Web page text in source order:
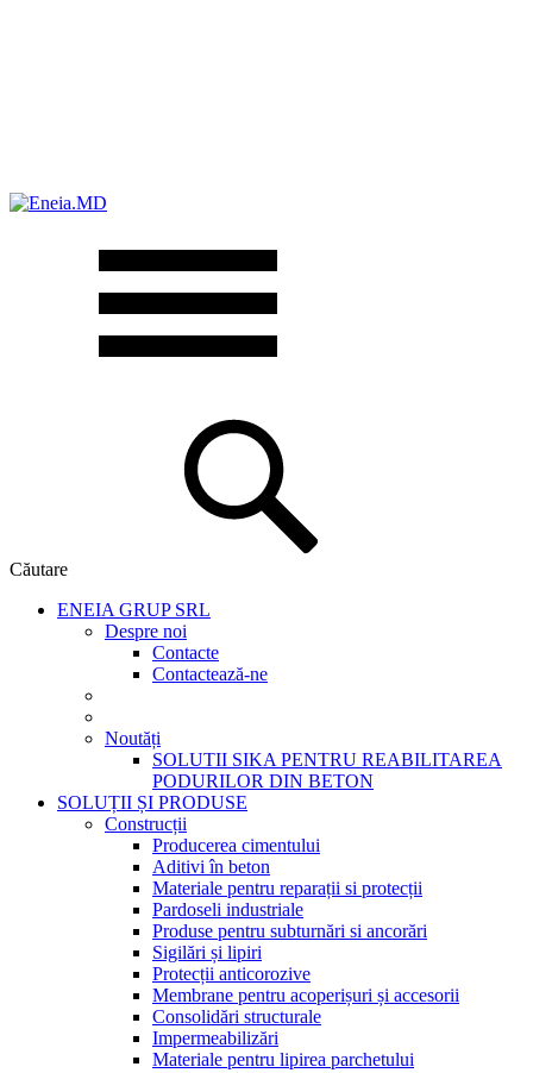
Căutare
ENEIA GRUP SRL
Despre noi
Contacte
Contactează-ne
Noutăți
SOLUTII SIKA PENTRU REABILITAREA
PODURILOR DIN BETON
SOLUȚII ȘI PRODUSE
Construcții
Producerea cimentului
Aditivi în beton
Materiale pentru reparații si protecții
Pardoseli industriale
Produse pentru subturnări si ancorări
Sigilări și lipiri
Protecții anticorozive
Membrane pentru acoperișuri și accesorii
Consolidări structurale
Impermeabilizări
Materiale pentru lipirea parchetului